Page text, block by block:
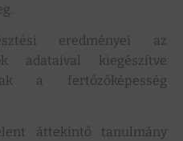
eredményei az
adataival kiegészítve
a fertőzőképesség
áttekintő tanulmány